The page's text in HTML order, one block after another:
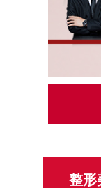
整形